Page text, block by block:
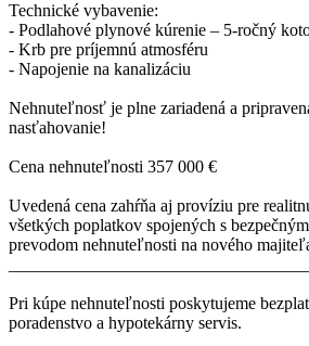
Technické vybavenie:
- Podlahové plynové kúrenie – 5-ročný
- Krb pre príjemnú atmosféru
- Napojenie na kanalizáciu
Nehnuteľnosť je plne zariadená a
nasťahovanie!
Cena nehnuteľnosti 357 000 €
Uvedená cena zahŕňa aj províziu pre
všetkých poplatkov spojených s
prevodom nehnuteľnosti na nového
Pri kúpe nehnuteľnosti poskytujeme
poradenstvo a hypotekárny servis.